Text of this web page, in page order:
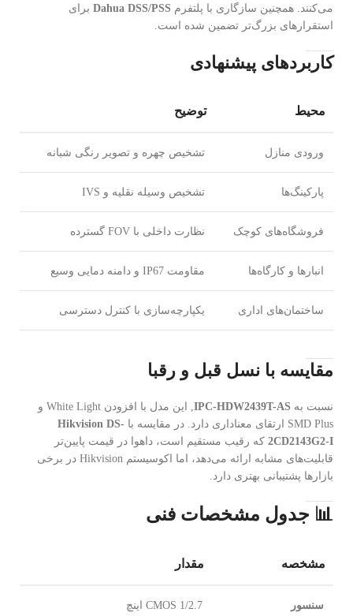
می‌کنند. همچنین سازگاری با پلتفرم Dahua DSS/PSS برای
استقرارهای بزرگ‌تر تضمین شده است.
کاربردهای پیشنهادی
محیط توضیح
ورودی منازل تشخیص چهره و تصویر رنگی شبانه
پارکینگ‌ها تشخیص وسیله نقلیه و IVS
فروشگاه‌های کوچک نظارت داخلی با FOV گسترده
انبارها و کارگاه‌ها مقاومت IP67 و دامنه دمایی وسیع
ساختمان‌های اداری یکپارچه‌سازی با کنترل دسترسی
مقایسه با نسل قبل و رقبا
نسبت به IPC-HDW2439T-AS
, این مدل با افزودن White Light و
SMD Plus ارتقای معناداری دارد. در مقایسه با
Hikvision DS-
2CD2143G2-I که رقیب مستقیم است، داهوا در قیمت پایین‌تر
قابلیت‌های مشابه ارائه می‌دهد، اما اکوسیستم Hikvision در برخی
بازارها پشتیبانی بهتری دارد.
📊 جدول مشخصات فنی
مشخصه مقدار
سنسور CMOS 1/2.7 اینچ